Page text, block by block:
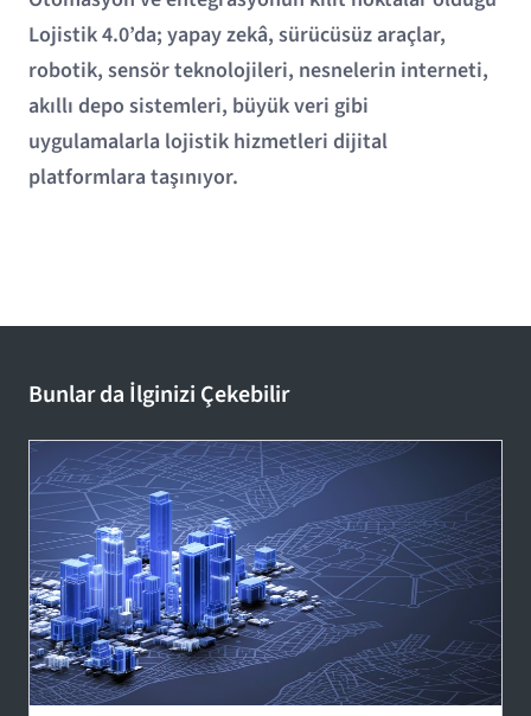
Lojistik 4.0’da; yapay zekâ, sürücüsüz araçlar,
robotik, sensör teknolojileri, nesnelerin interneti,
akıllı depo sistemleri, büyük veri gibi
uygulamalarla lojistik hizmetleri dijital
platformlara taşınıyor.
Bunlar da İlginizi Çekebilir